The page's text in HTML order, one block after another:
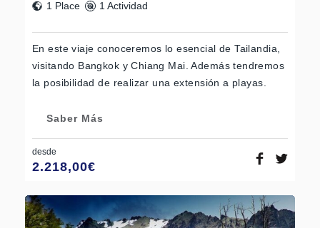
1 Place
1 Actividad
En este viaje conoceremos lo esencial de Tailandia,
visitando Bangkok y Chiang Mai. Además tendremos
la posibilidad de realizar una extensión a playas.
Saber Más
desde
2.218,00€